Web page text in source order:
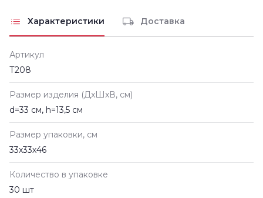
Характеристики Доставка
Артикул
Т208
Размер изделия (ДxШxВ, см)
d=33 см, h=13,5 см
Размер упаковки, см
33х33х46
Количество в упаковке
30 шт